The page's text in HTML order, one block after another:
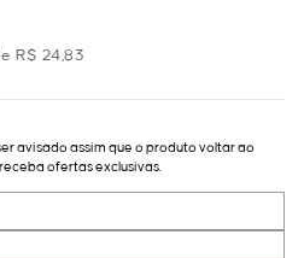
R$ 24,83
avisado assim que o produto voltar ao
ofertas exclusivas.